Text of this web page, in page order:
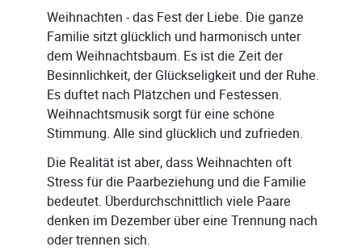
Weihnachten - das Fest der Liebe. Die ganze
Familie sitzt glücklich und harmonisch unter
dem Weihnachtsbaum. Es ist die Zeit der
Besinnlichkeit, der Glückseligkeit und der Ruhe.
Es duftet nach Plätzchen und Festessen.
Weihnachtsmusik sorgt für eine schöne
Stimmung. Alle sind glücklich und zufrieden.
Die Realität ist aber, dass Weihnachten oft
Stress für die Paarbeziehung und die Familie
bedeutet. Überdurchschnittlich viele Paare
denken im Dezember über eine Trennung nach
oder trennen sich.